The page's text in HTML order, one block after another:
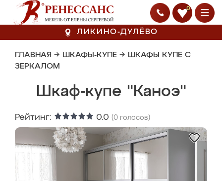
0
ЛИКИНО-ДУЛЁВО
ГЛАВНАЯ → ШКАФЫ-КУПЕ → ШКАФЫ КУПЕ С
ЗЕРКАЛОМ
Шкаф-купе "Каноэ"
Рейтинг: 0.0 (0 голосов)